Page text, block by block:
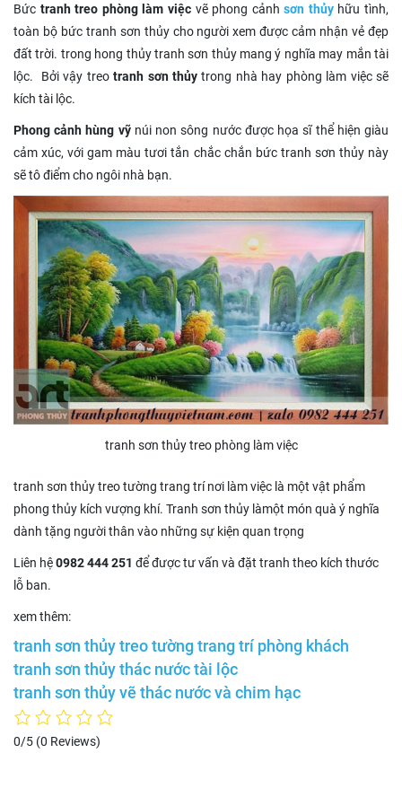
Bức tranh treo phòng làm việcvẽ phong cảnhsơn thủyhữu tình,
toàn bộ bức tranh sơn thủy cho người xem được cảm nhận vẻ đẹp
đất trời. trong hong thủy tranh sơn thủy mang ý nghĩa may mắn tài
lộc. Bởi vậy treotranh sơn thủy trong nhà hay phòng làm việc sẽ
kích tài lộc.
Phong cảnh hùng vỹnúi non sông nước được họa sĩ thể hiện giàu
cảm xúc, với gam màu tươi tắn chắc chắn bức tranh sơn thủy này
sẽ tô điểm cho ngôi nhà bạn.
tranh sơn thủy treo phòng làm việc
tranh sơn thủy treo tường trang trí nơi làm việc là một vật phẩm
phong thủy kích vượng khí. Tranh sơn thủy làmột món quà ý nghĩa
dành tặng người thân vào những sự kiện quan trọng
Liên hệ0982 444 251 để được tư vấn và đặt tranh theo kích thước
lỗ ban.
xem thêm:
tranh sơn thủy treo tường trang trí phòng khách
tranh sơn thủy thác nước tài lộc
tranh sơn thủy vẽ thác nước và chim hạc
0/5 (0 Reviews)